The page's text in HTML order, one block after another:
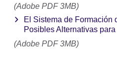
(Adobe PDF 3MB)
El Sistema de Formación
Posibles Alternativas para
(Adobe PDF 3MB)